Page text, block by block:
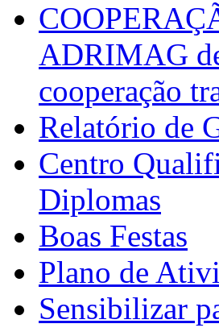
ADRIMAG
cooperação
Relatório de
Centro
Diplomas
Boas Festas
Plano de
Sensibilizar